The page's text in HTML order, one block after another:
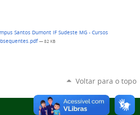
Santos Dumont IF Sudeste MG - Cursos
— 82 KB
Voltar para o topo